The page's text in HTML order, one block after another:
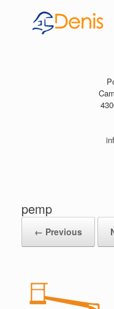
pemp
← Previous